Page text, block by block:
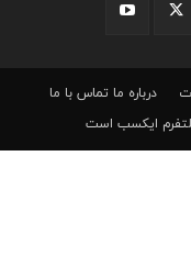
درباره ما تماس با ما
ایکسب است